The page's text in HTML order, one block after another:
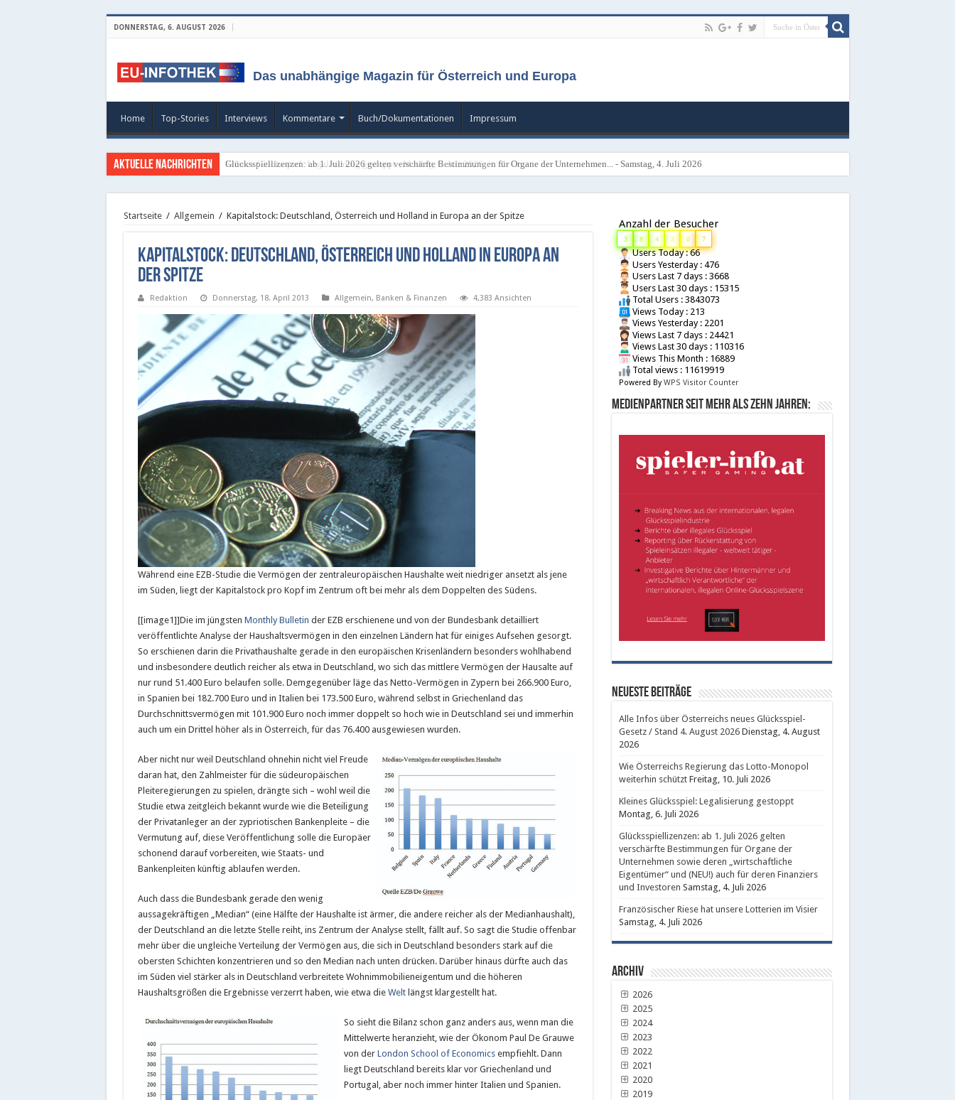
DONNERSTAG, 6. AUGUST 2026
Das unabhängige Magazin für Österreich und Europa
Home Top-Stories Interviews Kommentare Buch/Dokumentationen Impressum
Aktuelle Nachrichten Glücksspiellizenzen: ab 1. Juli 2026 gelten verschärfte Bestimmungen für Organe der Unternehmen... - Samstag, 4. Juli 2026
Startseite / Allgemein / Kapitalstock: Deutschland, Österreich und Holland in Europa an der Spitze
Kapitalstock: Deutschland, Österreich und Holland in Europa an
der Spitze
Redaktion Donnerstag, 18. April 2013 Allgemein, Banken & Finanzen 4,383 Ansichten
Während eine EZB-Studie die Vermögen der zentraleuropäischen Haushalte weit niedriger ansetzt als jene
im Süden, liegt der Kapitalstock pro Kopf im Zentrum oft bei mehr als dem Doppelten des Südens.
[[image1]]Die im jüngsten Monthly Bulletin der EZB erschienene und von der Bundesbank detailliert
veröffentlichte Analyse der Haushaltsvermögen in den einzelnen Ländern hat für einiges Aufsehen gesorgt.
So erschienen darin die Privathaushalte gerade in den europäischen Krisenländern besonders wohlhabend
und insbesondere deutlich reicher als etwa in Deutschland, wo sich das mittlere Vermögen der Hausalte auf
nur rund 51.400 Euro belaufen solle. Demgegenüber läge das Netto-Vermögen in Zypern bei 266.900 Euro,
in Spanien bei 182.700 Euro und in Italien bei 173.500 Euro, während selbst in Griechenland das
Durchschnittsvermögen mit 101.900 Euro noch immer doppelt so hoch wie in Deutschland sei und immerhin
auch um ein Drittel höher als in Österreich, für das 76.400 ausgewiesen wurden.
Aber nicht nur weil Deutschland ohnehin nicht viel Freude
daran hat, den Zahlmeister für die südeuropäischen
Pleiteregierungen zu spielen, drängte sich – wohl weil die
Studie etwa zeitgleich bekannt wurde wie die Beteiligung
der Privatanleger an der zypriotischen Bankenpleite – die
Vermutung auf, diese Veröffentlichung solle die Europäer
schonend darauf vorbereiten, wie Staats- und
Bankenpleiten künftig ablaufen werden.
Auch dass die Bundesbank gerade den wenig
aussagekräftigen „Median“ (eine Hälfte der Haushalte ist ärmer, die andere reicher als der Medianhaushalt),
der Deutschland an die letzte Stelle reiht, ins Zentrum der Analyse stellt, fällt auf. So sagt die Studie offenbar
mehr über die ungleiche Verteilung der Vermögen aus, die sich in Deutschland besonders stark auf die
obersten Schichten konzentrieren und so den Median nach unten drücken. Darüber hinaus dürfte auch das
im Süden viel stärker als in Deutschland verbreitete Wohnimmobilieneigentum und die höheren
Haushaltsgrößen die Ergebnisse verzerrt haben, wie etwa die Weltlängst klargestellt hat.
So sieht die Bilanz schon ganz anders aus, wenn man die
Mittelwerte heranzieht, wie der Ökonom Paul De Grauwe
von der London School of Economicsempfiehlt. Dann
liegt Deutschland bereits klar vor Griechenland und
Portugal, aber noch immer hinter Italien und Spanien.
Anzahl der Besucher
3 8 4 3 0 7
Users Today : 66
Users Yesterday : 476
Users Last 7 days : 3668
Users Last 30 days : 15315
Total Users : 3843073
Views Today : 213
Views Yesterday : 2201
Views Last 7 days : 24421
Views Last 30 days : 110316
Views This Month : 16889
Total views : 11619919
Powered By WPS Visitor Counter
Medienpartner seit mehr als zehn Jahren:
Neueste Beiträge
Alle Infos über Österreichs neues Glücksspiel-
Gesetz / Stand 4. August 2026 Dienstag, 4. August
2026
Wie Österreichs Regierung das Lotto-Monopol
weiterhin schützt Freitag, 10. Juli 2026
Kleines Glücksspiel: Legalisierung gestoppt
Montag, 6. Juli 2026
Glücksspiellizenzen: ab 1. Juli 2026 gelten
verschärfte Bestimmungen für Organe der
Unternehmen sowie deren „wirtschaftliche
Eigentümer“ und (NEU!) auch für deren Finanziers
und Investoren Samstag, 4. Juli 2026
Französischer Riese hat unsere Lotterien im Visier
Samstag, 4. Juli 2026
Archiv
2026
2025
2024
2023
2022
2021
2020
2019